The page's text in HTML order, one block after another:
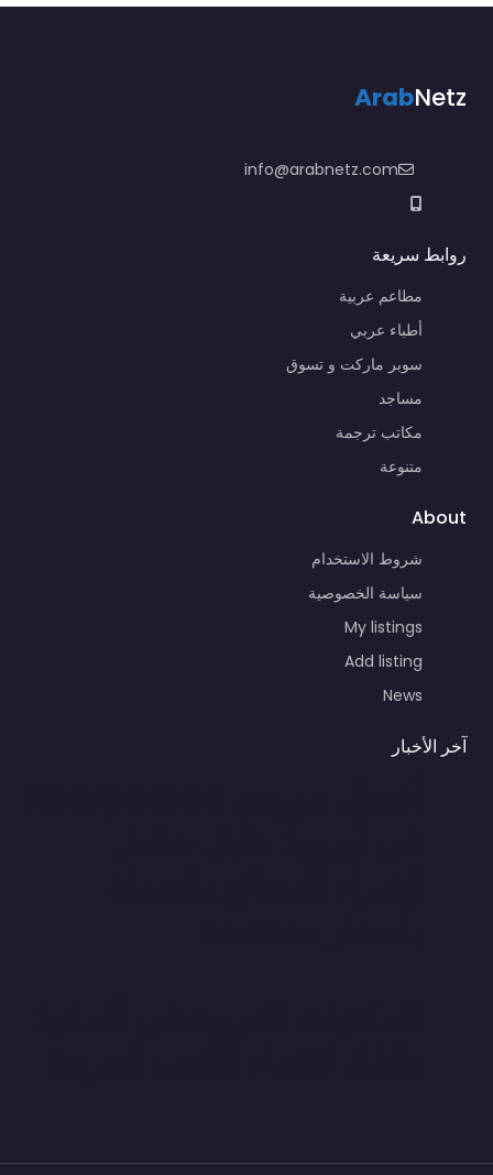
ArabNetz
info@arabnetz.com
روابط سريعة
مطاعم عربية
أطباء عربي
سوبر ماركت و تسوق
مساجد
مكاتب ترجمة
متنوعة
About
شروط الاستخدام
سياسة الخصوصية
My listings
Add listing
News
آخر الأخبار